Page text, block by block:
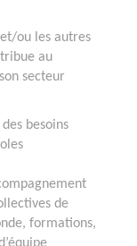
ou les autres
au
secteur
besoins
de
formations,